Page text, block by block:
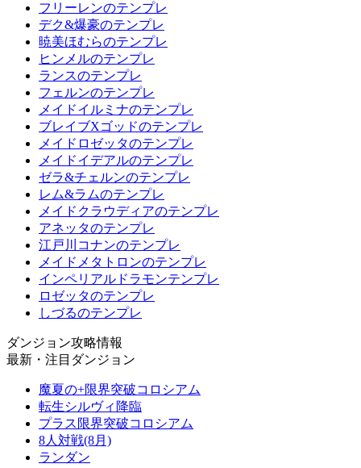
フリーレンのテンプレ
デク&爆豪のテンプレ
暁美ほむらのテンプレ
ヒンメルのテンプレ
ランスのテンプレ
フェルンのテンプレ
メイドイルミナのテンプレ
ブレイブXゴッドのテンプレ
メイドロゼッタのテンプレ
メイドイデアルのテンプレ
ゼラ&チェルンのテンプレ
レム&ラムのテンプレ
メイドクラウディアのテンプレ
アネッタのテンプレ
江戸川コナンのテンプレ
メイドメタトロンのテンプレ
インペリアルドラモンテンプレ
ロゼッタのテンプレ
しづるのテンプレ
ダンジョン攻略情報
最新・注目ダンジョン
魔夏の+限界突破コロシアム
転生シルヴィ降臨
プラス限界突破コロシアム
8人対戦(8月)
ランダン